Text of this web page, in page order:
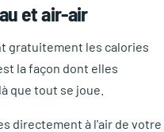
et air-air
gratuitement les calories
la façon dont elles
que tout se joue.
directement à l'air de votre